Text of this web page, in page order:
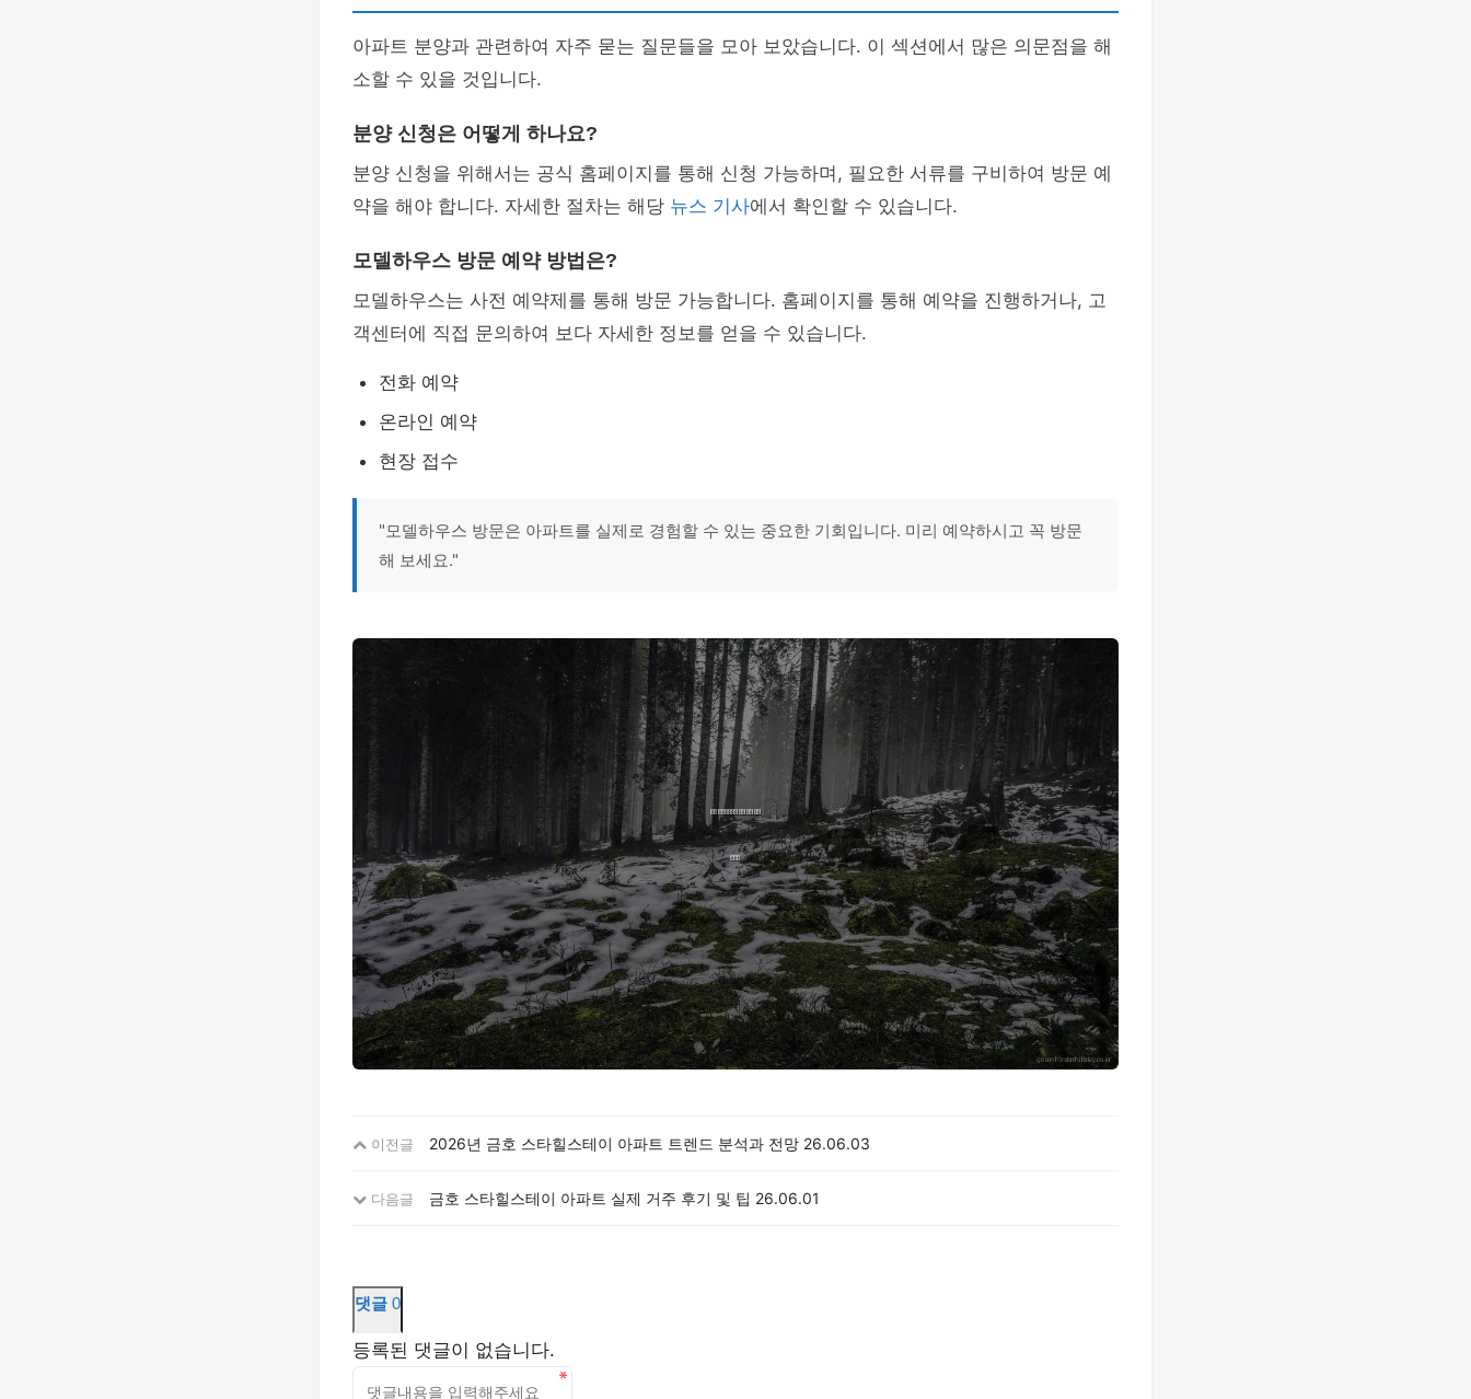
아파트 분양과 관련하여 자주 묻는 질문들을 모아 보았습니다. 이 섹션에서 많은 의문점을 해
소할 수 있을 것입니다.
분양 신청은 어떻게 하나요?
분양 신청을 위해서는 공식 홈페이지를 통해 신청 가능하며, 필요한 서류를 구비하여 방문 예
약을 해야 합니다. 자세한 절차는 해당 뉴스 기사에서 확인할 수 있습니다.
모델하우스 방문 예약 방법은?
모델하우스는 사전 예약제를 통해 방문 가능합니다. 홈페이지를 통해 예약을 진행하거나, 고
객센터에 직접 문의하여 보다 자세한 정보를 얻을 수 있습니다.
전화 예약
온라인 예약
현장 접수
"모델하우스 방문은 아파트를 실제로 경험할 수 있는 중요한 기회입니다. 미리 예약하시고 꼭 방문
해 보세요."
이전글 2026년 금호 스타힐스테이 아파트 트렌드 분석과 전망 26.06.03
다음글 금호 스타힐스테이 아파트 실제 거주 후기 및 팁 26.06.01
댓글 0
등록된 댓글이 없습니다.